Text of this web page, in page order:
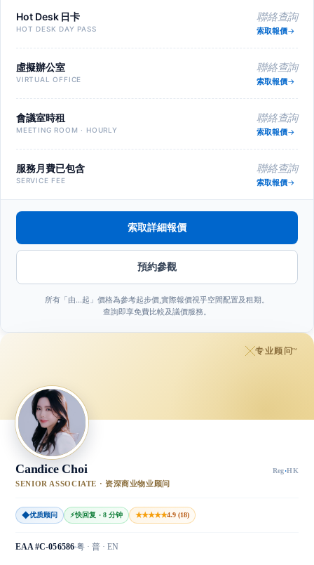
Hot Desk 日卡
HOT DESK DAY PASS
聯絡查詢
索取報價
虛擬辦公室
VIRTUAL OFFICE
聯絡查詢
索取報價
會議室時租
MEETING ROOM · HOURLY
聯絡查詢
索取報價
服務月費已包含
SERVICE FEE
聯絡查詢
索取報價
索取詳細報價
預約參觀
所有「由…起」價格為參考起步價,實際報價視乎空間配置及租期。
查詢即享免費比較及議價服務。
专业顾问™
Candice Choi Reg·HK
SENIOR ASSOCIATE · 资深商业物业顾问
◆优质顾问 ⚡快回复 · 8 分钟 ★★★★★4.9 (18)
EAA #C-056586 粤 · 普 · EN